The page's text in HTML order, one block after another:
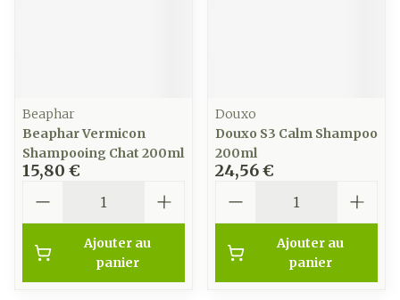
Beaphar
Beaphar Vermicon
Shampooing Chat 200ml
15,80 €
Ajouter au
panier
Douxo
Douxo S3 Calm Shampoo
200ml
24,56 €
Ajouter au
panier